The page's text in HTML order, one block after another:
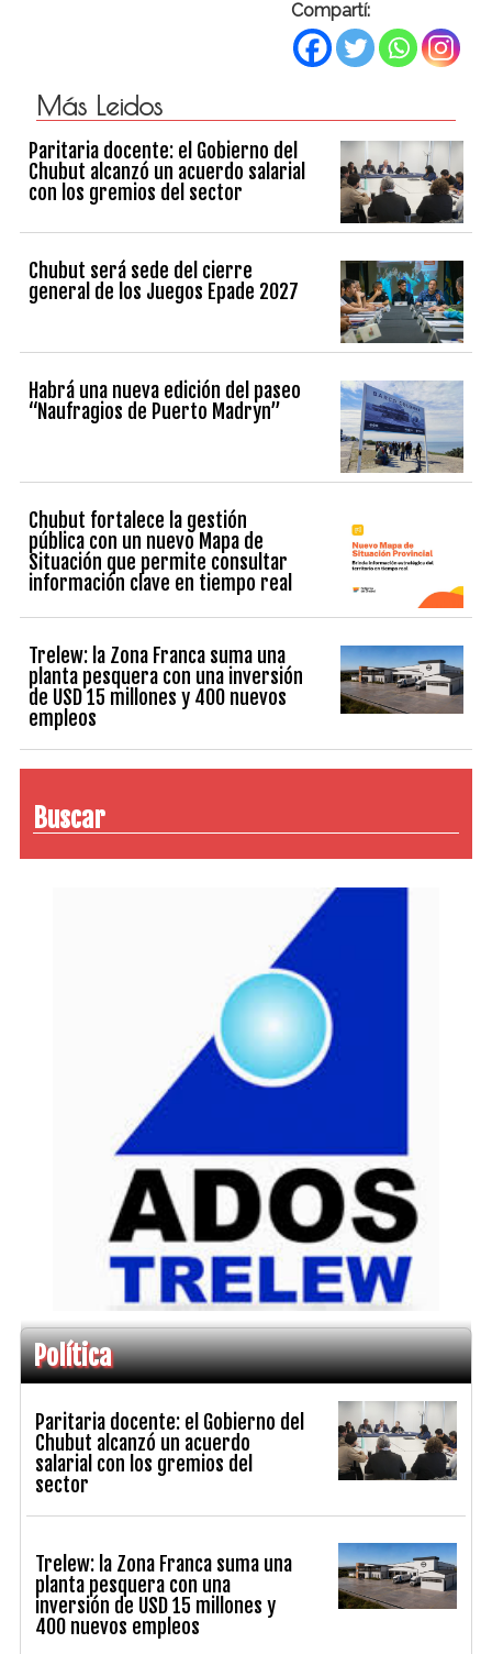
Compartí:
Más Leidos
Paritaria docente: el Gobierno del
Chubut alcanzó un acuerdo salarial
con los gremios del sector
Chubut será sede del cierre
general de los Juegos Epade 2027
Habrá una nueva edición del paseo
“Naufragios de Puerto Madryn”
Chubut fortalece la gestión
pública con un nuevo Mapa de
Situación que permite consultar
información clave en tiempo real
Trelew: la Zona Franca suma una
planta pesquera con una inversión
de USD 15 millones y 400 nuevos
empleos
Buscar
Política
Paritaria docente: el Gobierno del
Chubut alcanzó un acuerdo
salarial con los gremios del
sector
Trelew: la Zona Franca suma una
planta pesquera con una
inversión de USD 15 millones y
400 nuevos empleos